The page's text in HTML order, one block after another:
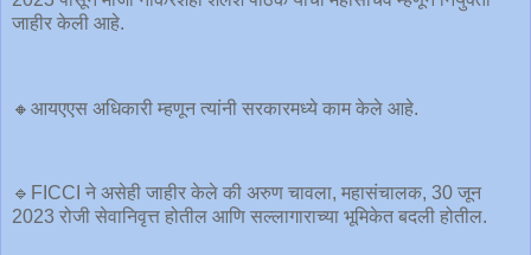
जाहीर केली आहे.
🔸आयएएस अधिकारी म्हणून त्यांनी सरकारमध्ये काम केले आहे.
🔹FICCI ने असेही जाहीर केले की अरुण चावला, महासंचालक, 30 जून
2023 रोजी सेवानिवृत्त होतील आणि सल्लागाराच्या भूमिकेत बदली होतील.